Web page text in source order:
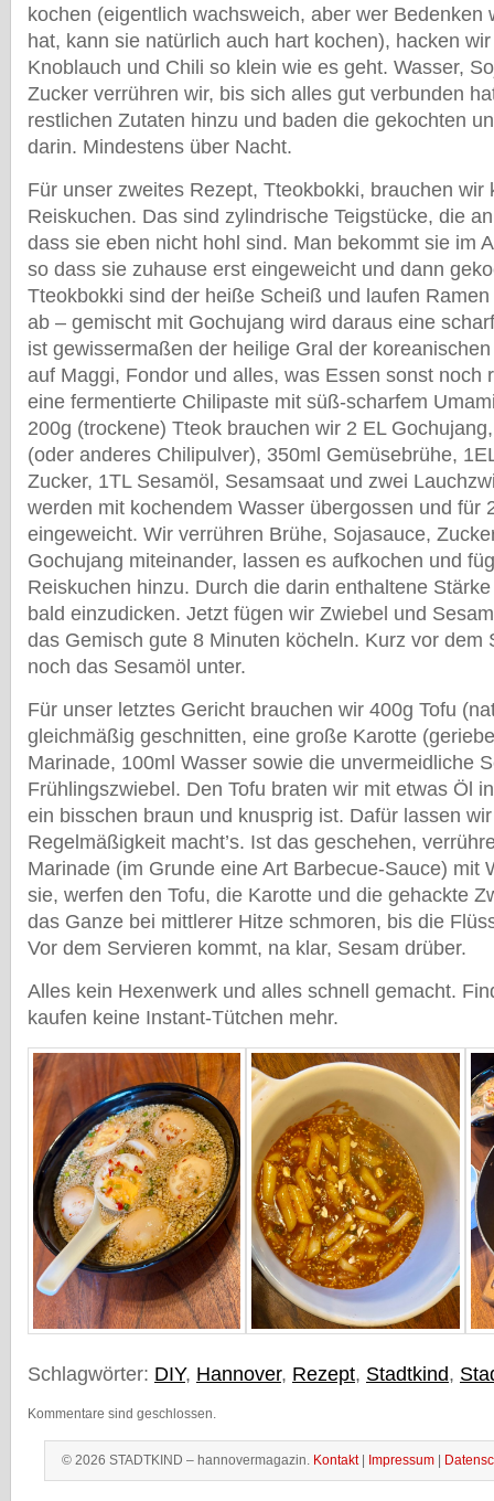
kochen (eigentlich wachsweich, aber wer Bedenken
hat, kann sie natürlich auch hart kochen), hacken
Knoblauch und Chili so klein wie es geht. Wasser,
Zucker verrühren wir, bis sich alles gut verbunden
restlichen Zutaten hinzu und baden die gekochten
darin. Mindestens über Nacht.
Für unser zweites Rezept, Tteokbokki, brauchen wir
Reiskuchen. Das sind zylindrische Teigstücke, die
dass sie eben nicht hohl sind. Man bekommt sie im
so dass sie zuhause erst eingeweicht und dann
Tteokbokki sind der heiße Scheiß und laufen
ab – gemischt mit Gochujang wird daraus eine
ist gewissermaßen der heilige Gral der
auf Maggi, Fondor und alles, was Essen sonst noch
eine fermentierte Chilipaste mit süß-scharfem
200g (trockene) Tteok brauchen wir 2 EL
(oder anderes Chilipulver), 350ml Gemüsebrühe,
Zucker, 1TL Sesamöl, Sesamsaat und zwei
werden mit kochendem Wasser übergossen und für
eingeweicht. Wir verrühren Brühe, Sojasauce,
Gochujang miteinander, lassen es aufkochen und
Reiskuchen hinzu. Durch die darin enthaltene
bald einzudicken. Jetzt fügen wir Zwiebel und
das Gemisch gute 8 Minuten köcheln. Kurz vor dem
noch das Sesamöl unter.
Für unser letztes Gericht brauchen wir 400g Tofu
gleichmäßig geschnitten, eine große Karotte
Marinade, 100ml Wasser sowie die unvermeidliche
Frühlingszwiebel. Den Tofu braten wir mit etwas Öl
ein bisschen braun und knusprig ist. Dafür lassen
Regelmäßigkeit macht’s. Ist das geschehen,
Marinade (im Grunde eine Art Barbecue-Sauce) mit
sie, werfen den Tofu, die Karotte und die gehackte
das Ganze bei mittlerer Hitze schmoren, bis die
Vor dem Servieren kommt, na klar, Sesam drüber.
Alles kein Hexenwerk und alles schnell gemacht.
kaufen keine Instant-Tütchen mehr.
Schlagwörter: DIY, Hannover, Rezept, Stadtkind,
Kommentare sind geschlossen.
© 2026 STADTKIND – hannovermagazin. Kontakt| Impressum |